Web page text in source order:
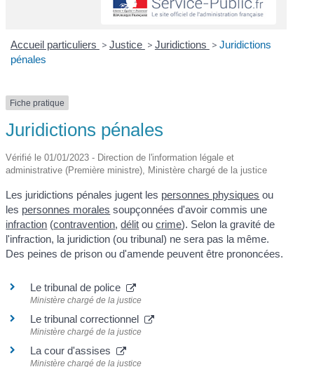
Accueil particuliers > Justice > Juridictions > Juridictions
pénales
Fiche pratique
Juridictions pénales
Vérifié le 01/01/2023 - Direction de l'information légale et
administrative (Première ministre), Ministère chargé de la justice
Les juridictions pénales jugent les personnes physiques ou
les personnes morales soupçonnées d'avoir commis une
infraction (contravention,délit oucrime). Selon la gravité de
l'infraction, la juridiction (ou tribunal) ne sera pas la même.
Des peines de prison ou d'amende peuvent être prononcées.
Le tribunal de police
Ministère chargé de la justice
Le tribunal correctionnel
Ministère chargé de la justice
La cour d'assises
Ministère chargé de la justice